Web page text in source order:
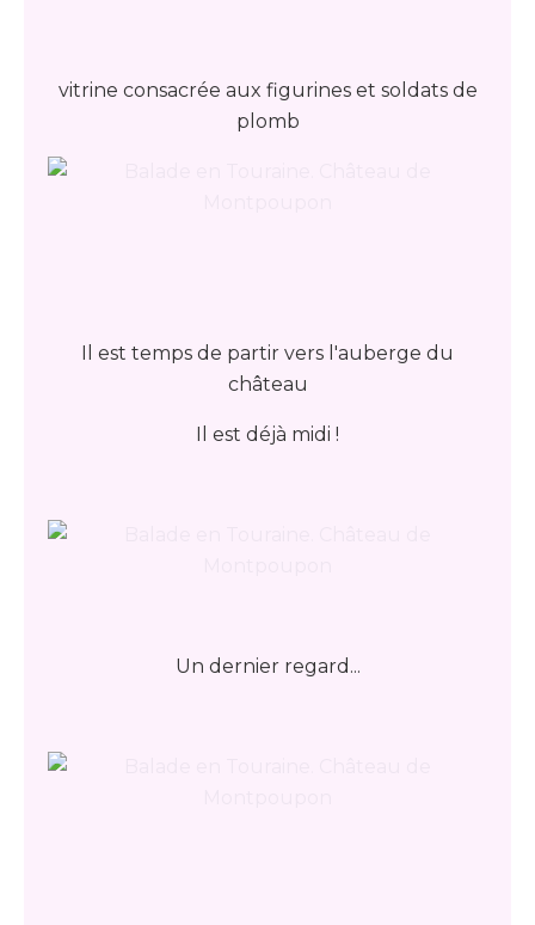
vitrine consacrée aux figurines et soldats de
plomb
Il est temps de partir vers l'auberge du
château
Il est déjà midi !
Un dernier regard...